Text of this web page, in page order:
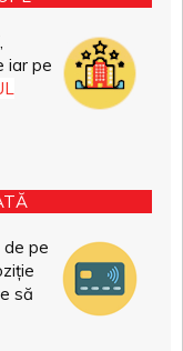
iar pe
de pe
să